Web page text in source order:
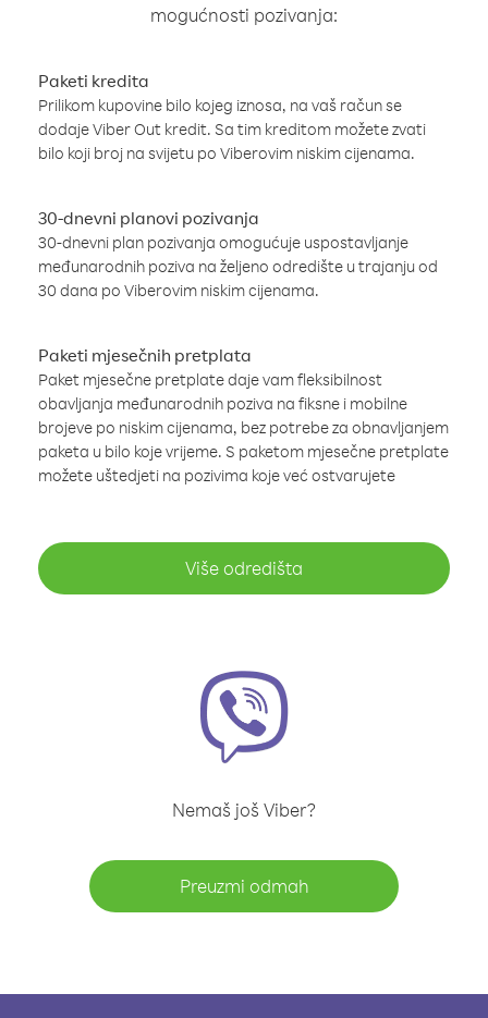
mogućnosti pozivanja:
Paketi kredita
Prilikom kupovine bilo kojeg iznosa, na vaš račun se
dodaje Viber Out kredit. Sa tim kreditom možete zvati
bilo koji broj na svijetu po Viberovim niskim cijenama.
30-dnevni planovi pozivanja
30-dnevni plan pozivanja omogućuje uspostavljanje
međunarodnih poziva na željeno odredište u trajanju od
30 dana po Viberovim niskim cijenama.
Paketi mjesečnih pretplata
Paket mjesečne pretplate daje vam fleksibilnost
obavljanja međunarodnih poziva na fiksne i mobilne
brojeve po niskim cijenama, bez potrebe za obnavljanjem
paketa u bilo koje vrijeme. S paketom mjesečne pretplate
možete uštedjeti na pozivima koje već ostvarujete
Više odredišta
Nemaš još Viber?
Preuzmi odmah